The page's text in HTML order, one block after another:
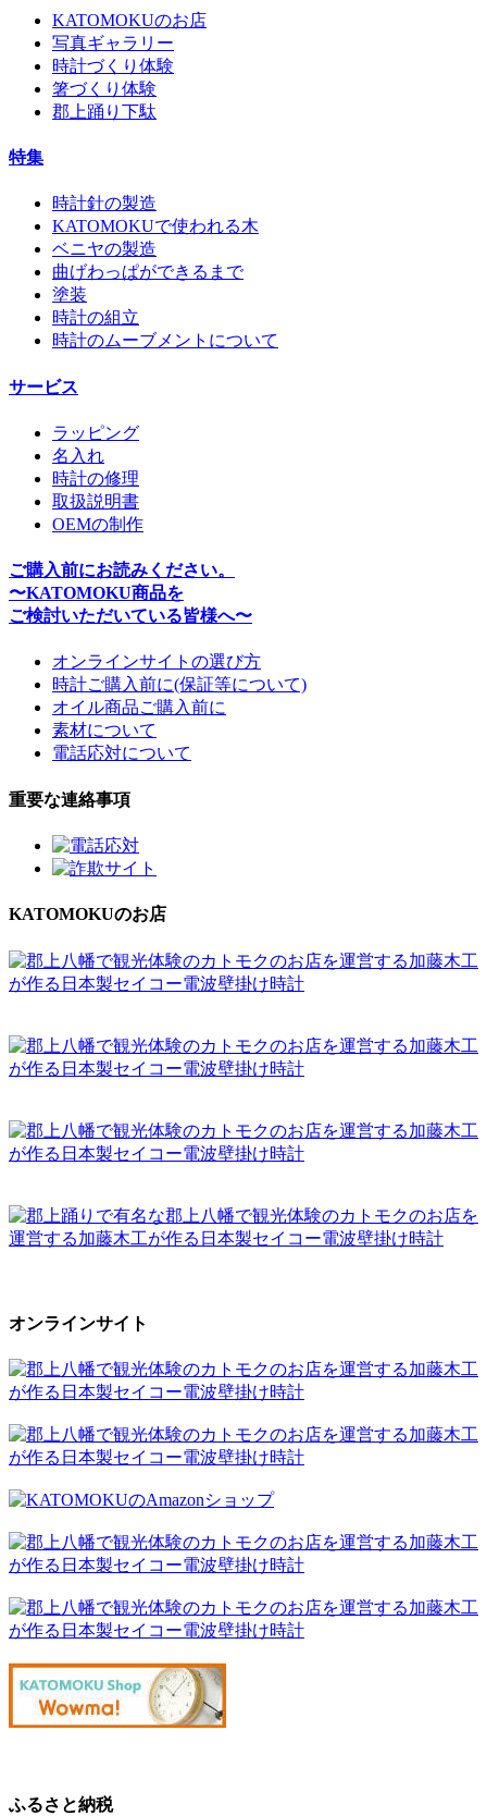
KATOMOKUのお店
写真ギャラリー
時計づくり体験
箸づくり体験
郡上踊り下駄
特集
時計針の製造
KATOMOKUで使われる木
ベニヤの製造
曲げわっぱができるまで
塗装
時計の組立
時計のムーブメントについて
サービス
ラッピング
名入れ
時計の修理
取扱説明書
OEMの制作
ご購入前にお読みください。
〜KATOMOKU商品を
ご検討いただいている皆様へ〜
オンラインサイトの選び方
時計ご購入前に(保証等について)
オイル商品ご購入前に
素材について
電話応対について
重要な連絡事項
KATOMOKUのお店
オンラインサイト
ふるさと納税